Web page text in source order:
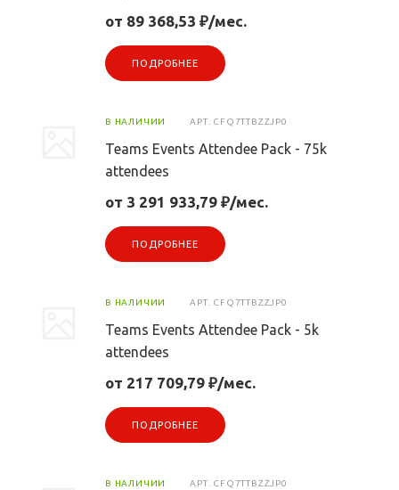
от 89 368,53 ₽/мес.
ПОДРОБНЕЕ
В НАЛИЧИИ АРТ. CFQ7TTBZZJP0
Teams Events Attendee Pack - 75k
attendees
от 3 291 933,79 ₽/мес.
ПОДРОБНЕЕ
В НАЛИЧИИ АРТ. CFQ7TTBZZJP0
Teams Events Attendee Pack - 5k
attendees
от 217 709,79 ₽/мес.
ПОДРОБНЕЕ
В НАЛИЧИИ АРТ. CFQ7TTBZZJP0